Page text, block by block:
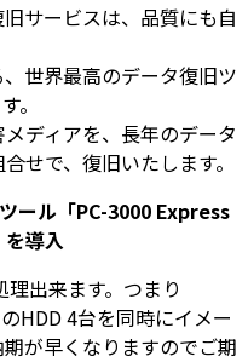
サービスは、品質にも自
世界最高のデータ復旧ツ
。
ディアを、長年のデータ
せで、復旧いたします。
ール「PC-3000 Express
導入
出来ます。つまり
HDD 4台を同時にイメー
が早くなりますのでご期